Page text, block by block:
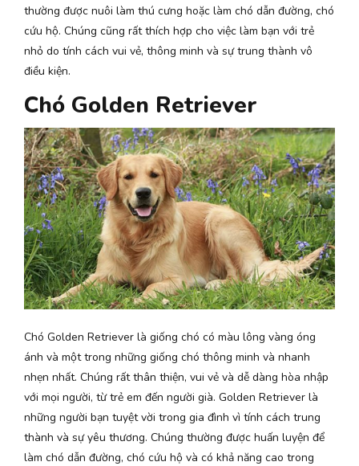
thường được nuôi làm thú cưng hoặc làm chó dẫn đường, chó
cứu hộ. Chúng cũng rất thích hợp cho việc làm bạn với trẻ
nhỏ do tính cách vui vẻ, thông minh và sự trung thành vô
điều kiện.
Chó Golden Retriever
Chó Golden Retriever là giống chó có màu lông vàng óng
ánh và một trong những giống chó thông minh và nhanh
nhẹn nhất. Chúng rất thân thiện, vui vẻ và dễ dàng hòa nhập
với mọi người, từ trẻ em đến người già. Golden Retriever là
những người bạn tuyệt vời trong gia đình vì tính cách trung
thành và sự yêu thương. Chúng thường được huấn luyện để
làm chó dẫn đường, chó cứu hộ và có khả năng cao trong